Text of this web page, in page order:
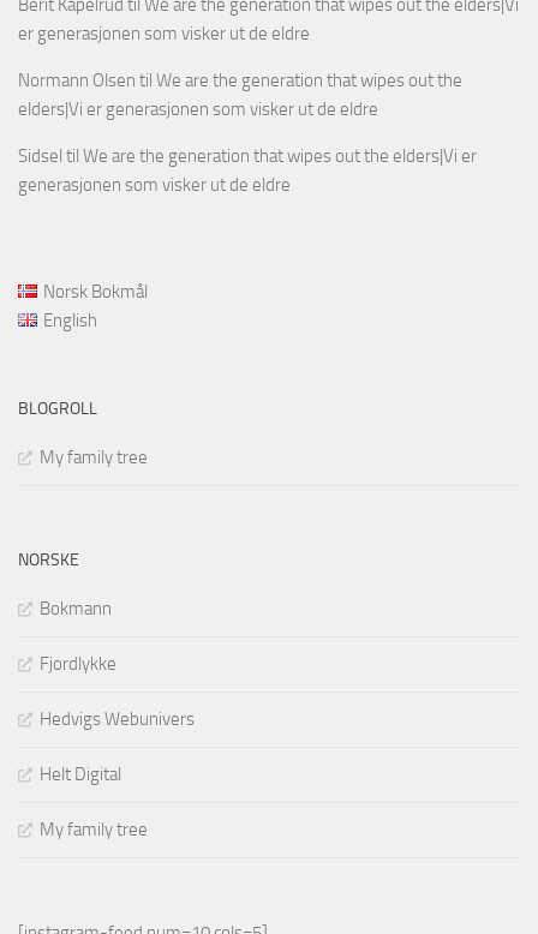
Berit Kapelrud til We are the generation that wipes out the elders|Vi
er generasjonen som visker ut de eldre
Normann Olsen til We are the generation that wipes out the
elders|Vi er generasjonen som visker ut de eldre
Sidsel til We are the generation that wipes out the elders|Vi er
generasjonen som visker ut de eldre
Norsk Bokmål
English
BLOGROLL
My family tree
NORSKE
Bokmann
Fjordlykke
Hedvigs Webunivers
Helt Digital
My family tree